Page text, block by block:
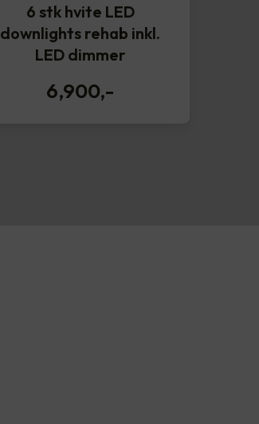
6 stk hvite LED
downlights rehab inkl.
LED dimmer
6,900,-